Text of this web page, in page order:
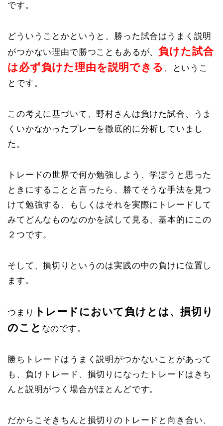
です。
どういうことかというと、勝った試合はうまく説明
がつかない理由で勝つこともあるが、 負けた試合
は必ず負けた理由を説明できる 、というこ
とです。
この考えに基づいて、野村さんは負けた試合、うま
くいかなかったプレーを徹底的に分析していまし
た。
トレードの世界で何か勉強しよう、学ぼうと思った
ときにすることと言ったら、勝てそうな手法を見つ
けて勉強する、もしくはそれを実際にトレードして
みてどんなものなのかを試して見る、基本的にこの
２つです。
そして、損切りというのは実践の中の負けに位置し
ます。
つまり
トレードにおいて負けとは、損切り
のこと なのです。
勝ちトレードはうまく説明がつかないことがあって
も、負けトレード、損切りになったトレードはきち
んと説明がつく場合がほとんどです。
だからこそきちんと損切りのトレードと向き合い、